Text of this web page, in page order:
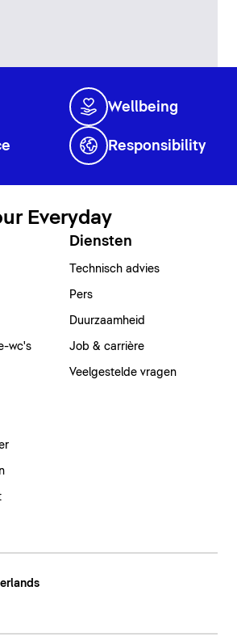
Wellbeing
Responsibility
Everyday
wc's
Diensten
Technisch advies
Pers
Duurzaamheid
Job & carrière
Veelgestelde vragen